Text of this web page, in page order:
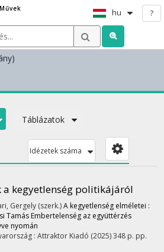
hu ?
Táblázatok
Idézetek száma
a kegyetlenség politikájáról
Gergely (szerk.)A kegyetlenség elméletei :
Tamás Embertelenség az együttérzés
nyomán
: Attraktor Kiadó (2025)348 p. pp.